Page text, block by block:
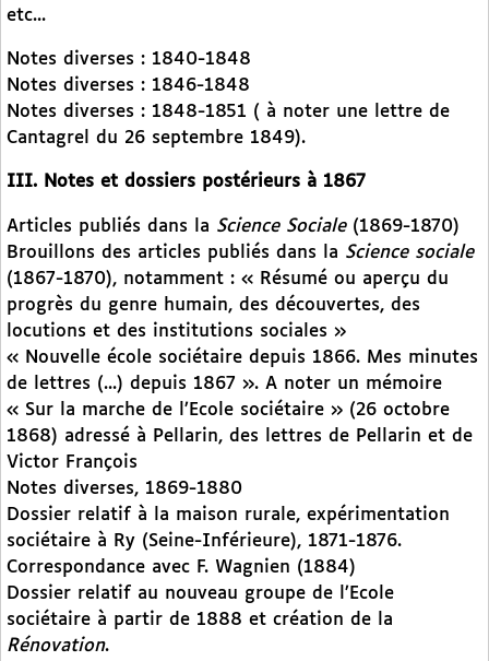
etc...
Notes diverses : 1840-1848
Notes diverses : 1846-1848
Notes diverses : 1848-1851 ( à noter une lettre de
Cantagrel du 26 septembre 1849).
III. Notes et dossiers postérieurs à 1867
Articles publiés dans la Science Sociale(1869-1870)
Brouillons des articles publiés dans la Science sociale
(1867-1870), notamment : « Résumé ou aperçu du
progrès du genre humain, des découvertes, des
locutions et des institutions sociales »
« Nouvelle école sociétaire depuis 1866. Mes minutes
de lettres (...) depuis 1867 ». A noter un mémoire
« Sur la marche de l’Ecole sociétaire » (26 octobre
1868) adressé à Pellarin, des lettres de Pellarin et de
Victor François
Notes diverses, 1869-1880
Dossier relatif à la maison rurale, expérimentation
sociétaire à Ry (Seine-Inférieure), 1871-1876.
Correspondance avec F. Wagnien (1884)
Dossier relatif au nouveau groupe de l’Ecole
sociétaire à partir de 1888 et création de la
Rénovation.